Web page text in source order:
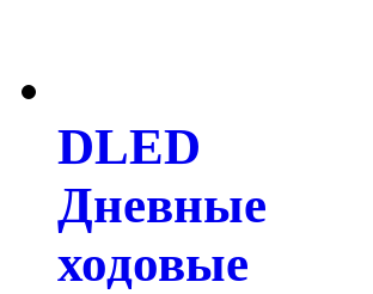
DLED
Дневные
ходовые